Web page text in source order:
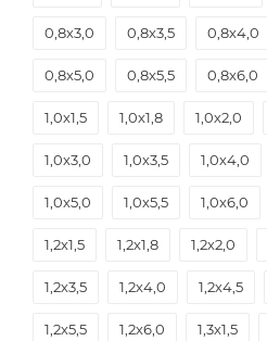
0,8х3,0 0,8х3,5 0,8х4,0
0,8х5,0 0,8х5,5 0,8х6,0
1,0х1,5 1,0х1,8 1,0х2,0
1,0х3,0 1,0х3,5 1,0х4,0
1,0х5,0 1,0х5,5 1,0х6,0
1,2х1,5 1,2х1,8 1,2х2,0
1,2х3,5 1,2х4,0 1,2х4,5
1,2х5,5 1,2х6,0 1,3х1,5